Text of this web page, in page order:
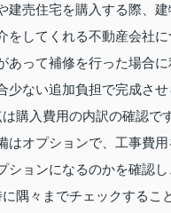
建売住宅を購入する際、
をしてくれる不動産会社
あって補修を行った場合
少ない追加負担で完成さ
購入費用の内訳の確認です
はオプションで、工事費
ションになるのかを確認
隅々までチェックするこ